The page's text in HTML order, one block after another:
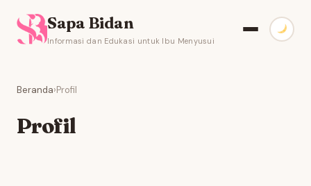
Sapa Bidan
Informasi dan Edukasi untuk Ibu Menyusui
Beranda›Profil
Profil